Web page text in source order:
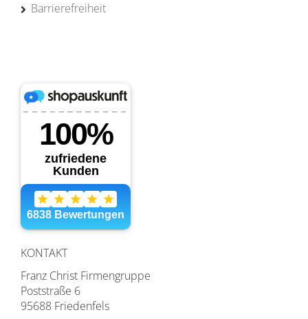
Barrierefreiheit
KONTAKT
Franz Christ Firmengruppe
Poststraße 6
95688 Friedenfels